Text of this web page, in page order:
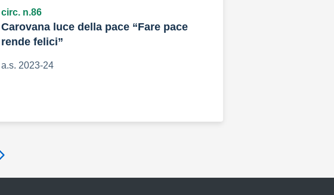
circ. n.86
Carovana luce della pace “Fare pace
rende felici”
a.s. 2023-24
Pagina successiva